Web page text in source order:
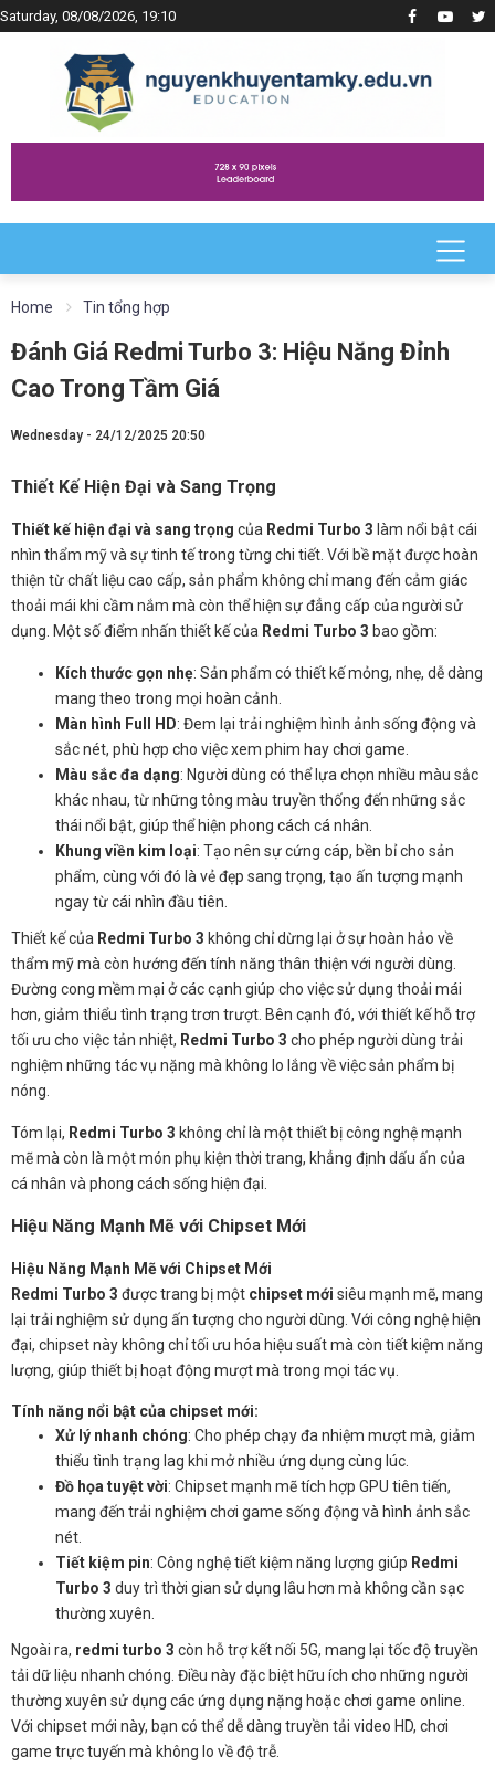
Saturday, 08/08/2026, 19:10
Home Tin tổng hợp
Đánh Giá Redmi Turbo 3: Hiệu Năng Đỉnh
Cao Trong Tầm Giá
Wednesday - 24/12/2025 20:50
Thiết Kế Hiện Đại và Sang Trọng
Thiết kế hiện đại và sang trọng của Redmi Turbo 3 làm nổi bật cái
nhìn thẩm mỹ và sự tinh tế trong từng chi tiết. Với bề mặt được hoàn
thiện từ chất liệu cao cấp, sản phẩm không chỉ mang đến cảm giác
thoải mái khi cầm nắm mà còn thể hiện sự đẳng cấp của người sử
dụng. Một số điểm nhấn thiết kế của Redmi Turbo 3 bao gồm:
Kích thước gọn nhẹ: Sản phẩm có thiết kế mỏng, nhẹ, dễ dàng
mang theo trong mọi hoàn cảnh.
Màn hình Full HD: Đem lại trải nghiệm hình ảnh sống động và
sắc nét, phù hợp cho việc xem phim hay chơi game.
Màu sắc đa dạng: Người dùng có thể lựa chọn nhiều màu sắc
khác nhau, từ những tông màu truyền thống đến những sắc
thái nổi bật, giúp thể hiện phong cách cá nhân.
Khung viền kim loại: Tạo nên sự cứng cáp, bền bỉ cho sản
phẩm, cùng với đó là vẻ đẹp sang trọng, tạo ấn tượng mạnh
ngay từ cái nhìn đầu tiên.
Thiết kế của Redmi Turbo 3 không chỉ dừng lại ở sự hoàn hảo về
thẩm mỹ mà còn hướng đến tính năng thân thiện với người dùng.
Đường cong mềm mại ở các cạnh giúp cho việc sử dụng thoải mái
hơn, giảm thiểu tình trạng trơn trượt. Bên cạnh đó, với thiết kế hỗ trợ
tối ưu cho việc tản nhiệt, Redmi Turbo 3 cho phép người dùng trải
nghiệm những tác vụ nặng mà không lo lắng về việc sản phẩm bị
nóng.
Tóm lại, Redmi Turbo 3 không chỉ là một thiết bị công nghệ mạnh
mẽ mà còn là một món phụ kiện thời trang, khẳng định dấu ấn của
cá nhân và phong cách sống hiện đại.
Hiệu Năng Mạnh Mẽ với Chipset Mới
Hiệu Năng Mạnh Mẽ với Chipset Mới
Redmi Turbo 3 được trang bị một chipset mới siêu mạnh mẽ, mang
lại trải nghiệm sử dụng ấn tượng cho người dùng. Với công nghệ hiện
đại, chipset này không chỉ tối ưu hóa hiệu suất mà còn tiết kiệm năng
lượng, giúp thiết bị hoạt động mượt mà trong mọi tác vụ.
Tính năng nổi bật của chipset mới:
Xử lý nhanh chóng: Cho phép chạy đa nhiệm mượt mà, giảm
thiểu tình trạng lag khi mở nhiều ứng dụng cùng lúc.
Đồ họa tuyệt vời: Chipset mạnh mẽ tích hợp GPU tiên tiến,
mang đến trải nghiệm chơi game sống động và hình ảnh sắc
nét.
Tiết kiệm pin: Công nghệ tiết kiệm năng lượng giúp Redmi
Turbo 3 duy trì thời gian sử dụng lâu hơn mà không cần sạc
thường xuyên.
Ngoài ra, redmi turbo 3 còn hỗ trợ kết nối 5G, mang lại tốc độ truyền
tải dữ liệu nhanh chóng. Điều này đặc biệt hữu ích cho những người
thường xuyên sử dụng các ứng dụng nặng hoặc chơi game online.
Với chipset mới này, bạn có thể dễ dàng truyền tải video HD, chơi
game trực tuyến mà không lo về độ trễ.